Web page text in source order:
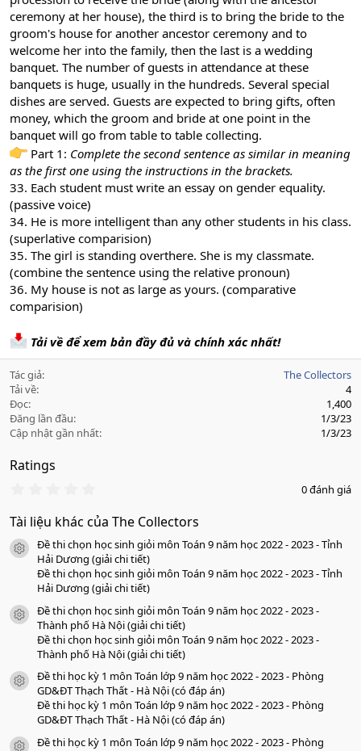
ceremony at her house), the third is to bring the bride to the
groom's house for another ancestor ceremony and to
welcome her into the family, then the last is a wedding
banquet. The number of guests in attendance at these
banquets is huge, usually in the hundreds. Several special
dishes are served. Guests are expected to bring gifts, often
money, which the groom and bride at one point in the
banquet will go from table to table collecting.
Part 1: Complete the second sentence as similar in meaning
as the first one using the instructions in the brackets.
33. Each student must write an essay on gender equality.
(passive voice)
34. He is more intelligent than any other students in his class.
(superlative comparision)
35. The girl is standing overthere. She is my classmate.
(combine the sentence using the relative pronoun)
36. My house is not as large as yours. (comparative
comparision)
Tải về để xem bản đầy đủ và chính xác nhất!
Tác giả
The Collectors
Tải về
4
Đọc
1,400
Đăng lần đầu
1/3/23
Cập nhật gần nhất
1/3/23
Ratings
0
0
a
o
0 đánh giá
Tài liệu khác của The Collectors
icon tài liệu
Đề thi chọn học sinh giỏi môn Toán 9 năm học 2022 - 2023 - Tỉnh
Hải Dương (giải chi tiết)
Đề thi chọn học sinh giỏi môn Toán 9 năm học 2022 - 2023 - Tỉnh
Hải Dương (giải chi tiết)
icon tài liệu
Đề thi chọn học sinh giỏi môn Toán 9 năm học 2022 - 2023 -
Thành phố Hà Nội (giải chi tiết)
Đề thi chọn học sinh giỏi môn Toán 9 năm học 2022 - 2023 -
Thành phố Hà Nội (giải chi tiết)
icon tài liệu
Đề thi học kỳ 1 môn Toán lớp 9 năm học 2022 - 2023 - Phòng
GD&ĐT Thạch Thất - Hà Nội (có đáp án)
Đề thi học kỳ 1 môn Toán lớp 9 năm học 2022 - 2023 - Phòng
GD&ĐT Thạch Thất - Hà Nội (có đáp án)
Đề thi học kỳ 1 môn Toán lớp 9 năm học 2022 - 2023 - Phòng